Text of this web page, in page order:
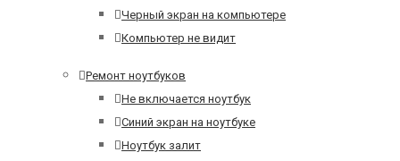
Черный экран на компьютере
Компьютер не видит
Ремонт ноутбуков
Не включается ноутбук
Синий экран на ноутбуке
Ноутбук залит